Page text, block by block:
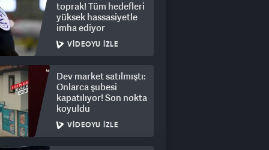
toprak! Tüm hedefleri
yüksek hassasiyetle
imha ediyor
VIDEOYU İZLE
Dev market satılmıştı:
Onlarca şubesi
kapatılıyor! Son nokta
koyuldu
VIDEOYU İZLE